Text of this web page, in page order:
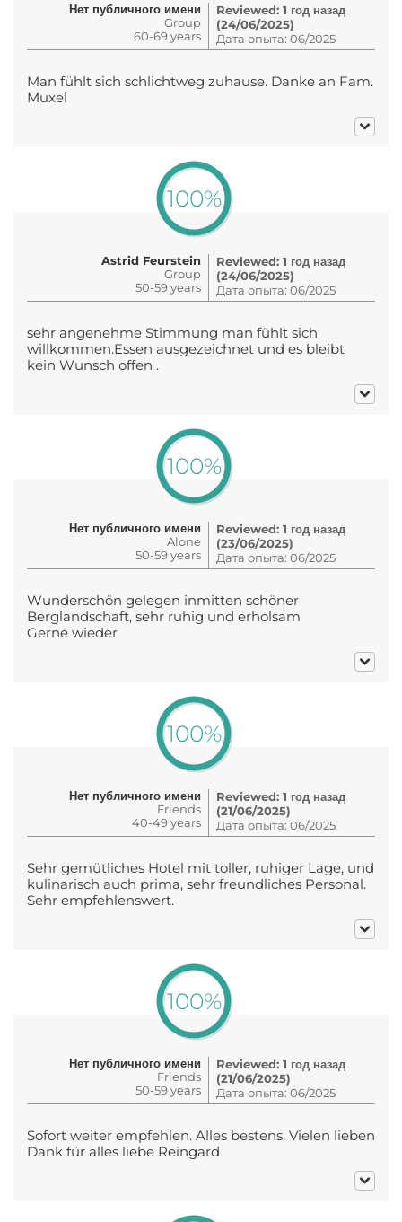
Нет публичного имени
Group
60-69 years
Reviewed: 1 год назад
(24/06/2025)
Дата опыта: 06/2025
Man fühlt sich schlichtweg zuhause. Danke an Fam.
Muxel
100%
Astrid Feurstein
Group
50-59 years
Reviewed: 1 год назад
(24/06/2025)
Дата опыта: 06/2025
sehr angenehme Stimmung man fühlt sich
willkommen.Essen ausgezeichnet und es bleibt
kein Wunsch offen .
100%
Нет публичного имени
Alone
50-59 years
Reviewed: 1 год назад
(23/06/2025)
Дата опыта: 06/2025
Wunderschön gelegen inmitten schöner
Berglandschaft, sehr ruhig und erholsam
Gerne wieder
100%
Нет публичного имени
Friends
40-49 years
Reviewed: 1 год назад
(21/06/2025)
Дата опыта: 06/2025
Sehr gemütliches Hotel mit toller, ruhiger Lage, und
kulinarisch auch prima, sehr freundliches Personal.
Sehr empfehlenswert.
100%
Нет публичного имени
Friends
50-59 years
Reviewed: 1 год назад
(21/06/2025)
Дата опыта: 06/2025
Sofort weiter empfehlen. Alles bestens. Vielen lieben
Dank für alles liebe Reingard